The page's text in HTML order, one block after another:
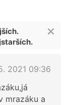
2021 09:36
mrazáku a